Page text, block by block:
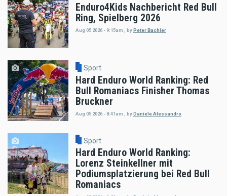
Enduro4Kids Nachbericht Red Bull
Ring, Spielberg 2026
Aug 05 2026 - 9:15am byPeter Bachler
Sport
Hard Enduro World Ranking: Red
Bull Romaniacs Finisher Thomas
Bruckner
Aug 05 2026 - 8:41am byDaniele Alessandro
Sport
Hard Enduro World Ranking:
Lorenz Steinkellner mit
Podiumsplatzierung bei Red Bull
Romaniacs